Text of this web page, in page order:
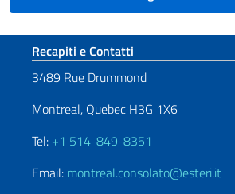
Sezione footer
Recapiti e Contatti
3489 Rue Drummond
Montreal, Quebec H3G 1X6
Tel: +1 514-849-8351
Email: montreal.consolato@esteri.it